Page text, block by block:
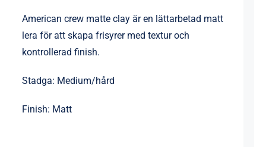
American crew matte clay är en lättarbetad matt
lera för att skapa frisyrer med textur och
kontrollerad finish.
Stadga: Medium/hård
Finish: Matt